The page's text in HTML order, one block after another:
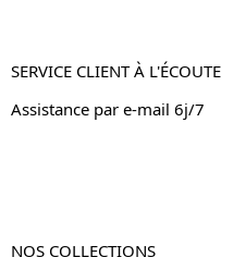
SERVICE CLIENT À L'ÉCOUTE
Assistance par e-mail 6j/7
NOS COLLECTIONS